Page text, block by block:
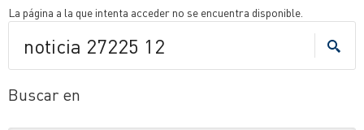
La página a la que intenta acceder no se encuentra disponible.
Buscar en